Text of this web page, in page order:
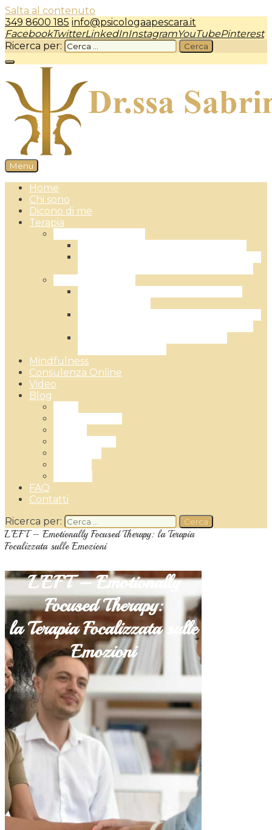
Salta al contenuto
349 8600 185 info@psicologaapescara.it
FacebookTwitterLinkedInInstagramYouTubePinterest
Ricerca per:
Psicologa a Pescara – dr.ssa Sabrina Camplone
Menu
Home
Chi sono
Dicono di me
Terapia
Mindfulness
Consulenza Online
Video
Blog
FAQ
Contatti
Ricerca per:
L’EFT – Emotionally Focused Therapy: la Terapia
Focalizzata sulle Emozioni
L’EFT – Emotionally
Focused Therapy:
la Terapia Focalizzata sulle
Emozioni